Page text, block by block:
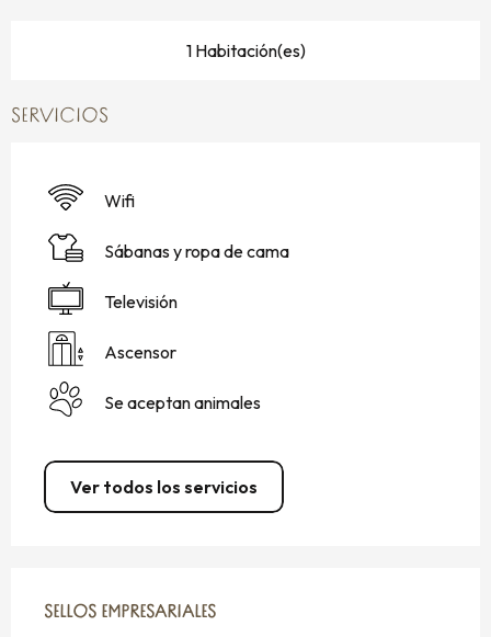
1 Habitación(es)
SERVICIOS
Wifi
Sábanas y ropa de cama
Televisión
Ascensor
Se aceptan animales
Ver todos los servicios
SELLOS EMPRESARIALES
SELLOS EMPRESARIALES